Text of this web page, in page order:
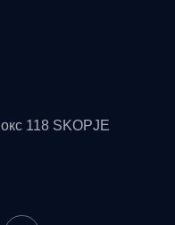
118 SKOPJE